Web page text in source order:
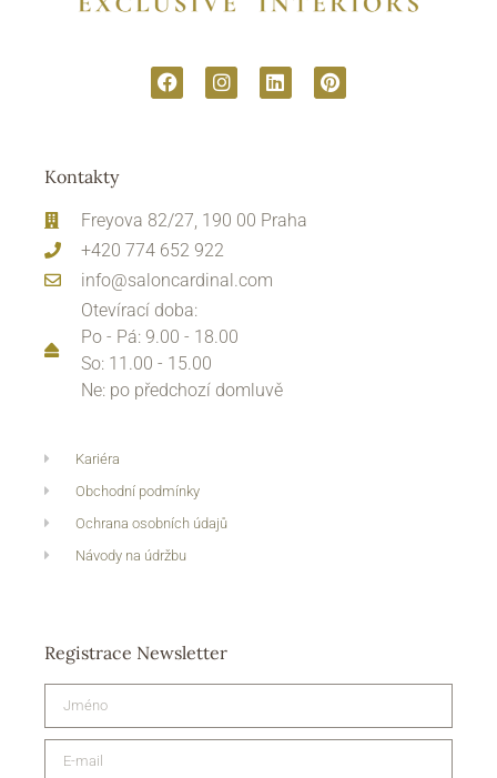
Kontakty
Freyova 82/27, 190 00 Praha
+420 774 652 922
info@saloncardinal.com
Otevírací doba:
Po - Pá: 9.00 - 18.00
So: 11.00 - 15.00
Ne: po předchozí domluvě
Kariéra
Obchodní podmínky
Ochrana osobních údajů
Návody na údržbu
Registrace Newsletter